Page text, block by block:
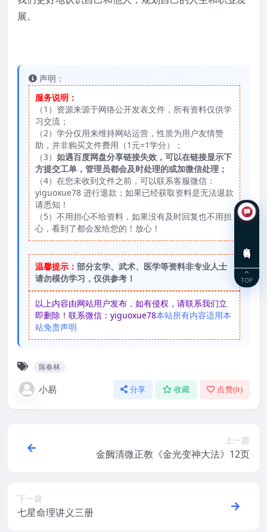
展。
声明：
服务说明：
（1）资源来源于网络公开发表文件，所有资料仅供学
习交流；
（2）学分仅用来维持网站运营，性质为用户友情赞
助，并非购买文件费用（1元=1学分）；
（3） 如遇百度网盘分享链接失效，可以在链接显示下
方提交工单，管理员都会及时处理的或加微信处理；
（4）在您未收到文件之前，可以联系客服微信：
yiguoxue78 进行退款；如果已经获取资料是无法退款
请悉知！
（5）不用担心不给资料，如果没有及时回复也不用担
心，看到了都会发给您的！放心！
温馨提示： 部分玄学、武术、医学等资料非专业人士
请勿模仿学习，仅供参考！
以上内容由网站用户发布，如有侵权，请联系我们立
即删除！联系微信：yiguoxue78本站所有内容适用本
站免责声明
陈春林
小易 分享 收藏 点赞(0)
上一篇
金阙清微正教《金光变神大法》12页
下一篇
七星命理讲义三册
TOP